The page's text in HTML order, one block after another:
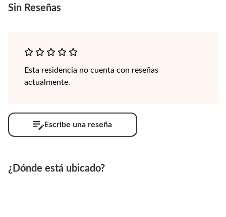
Sin Reseñas
Esta residencia no cuenta con reseñas
actualmente.
Escribe una reseña
¿Dónde está ubicado?